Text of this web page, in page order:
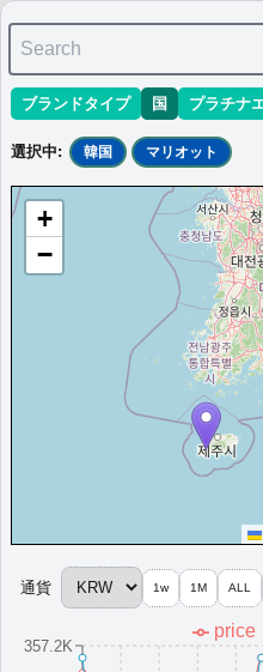
マリオット最新情報ホテル情報(ア
1 - 2 件 / 全 2 件
並び替え 最低価格目安 開業
ジェジュ・シンワ
ト・リゾート
済州島に位置するリゾートで
トラン、プール、イベントス
最低価格目安:￥
ウェルカム
（一部ホテルラウンジ未設置）,客
More...
大邱マリオットホテ
Search
ブランドタイプ 国 プラチナ
選択中: 韓国 マリオット
+
−
357.2K
price
通貨 1w 1M ALL